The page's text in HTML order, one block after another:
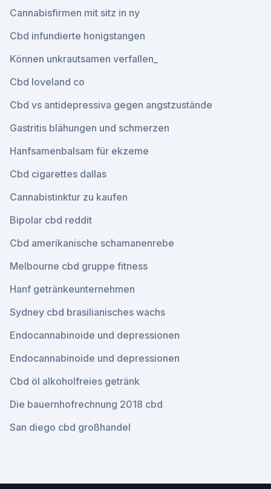
Cannabisfirmen mit sitz in ny
Cbd infundierte honigstangen
Können unkrautsamen verfallen_
Cbd loveland co
Cbd vs antidepressiva gegen angstzustände
Gastritis blähungen und schmerzen
Hanfsamenbalsam für ekzeme
Cbd cigarettes dallas
Cannabistinktur zu kaufen
Bipolar cbd reddit
Cbd amerikanische schamanenrebe
Melbourne cbd gruppe fitness
Hanf getränkeunternehmen
Sydney cbd brasilianisches wachs
Endocannabinoide und depressionen
Endocannabinoide und depressionen
Cbd öl alkoholfreies getränk
Die bauernhofrechnung 2018 cbd
San diego cbd großhandel